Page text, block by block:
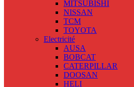
MITSUBISHI
NISSAN
TCM
TOYOTA
Electricité
AUSA
BOBCAT
CATERPILLAR
DOOSAN
HELI